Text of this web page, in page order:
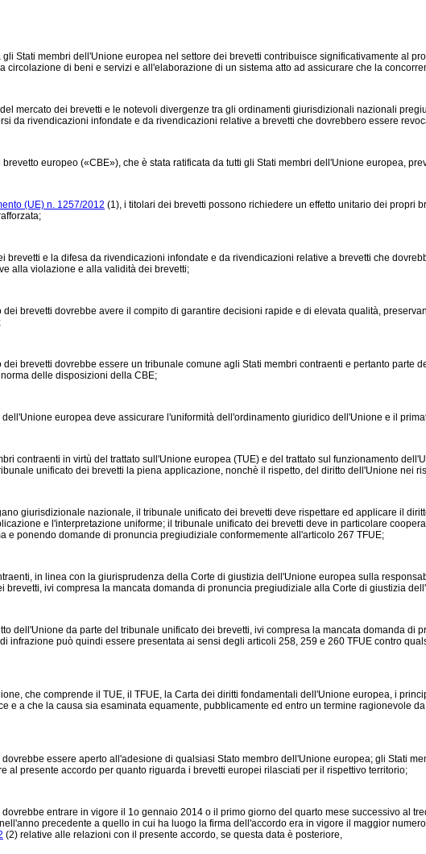
Stati membri dell'Unione europea nel settore dei brevetti contribuisce significativamente al
circolazione di beni e servizi e all'elaborazione di un sistema atto ad assicurare che la
mercato dei brevetti e le notevoli divergenze tra gli ordinamenti giurisdizionali nazionali
da rivendicazioni infondate e da rivendicazioni relative a brevetti che dovrebbero essere
europeo («CBE»), che è stata ratificata da tutti gli Stati membri dell'Unione europea,
(UE) n. 1257/2012 (1), i titolari dei brevetti possono richiedere un effetto unitario dei propri
e la difesa da rivendicazioni infondate e da rivendicazioni relative a brevetti che
alla violazione e alla validità dei brevetti;
brevetti dovrebbe avere il compito di garantire decisioni rapide e di elevata qualità,
brevetti dovrebbe essere un tribunale comune agli Stati membri contraenti e pertanto parte
delle disposizioni della CBE;
europea deve assicurare l'uniformità dell'ordinamento giuridico dell'Unione e il
contraenti in virtù del trattato sull'Unione europea (TUE) e del trattato sul funzionamento
unificato dei brevetti la piena applicazione, nonchè il rispetto, del diritto dell'Unione nei
giurisdizionale nazionale, il tribunale unificato dei brevetti deve rispettare ed applicare il
e l'interpretazione uniforme; il tribunale unificato dei brevetti deve in particolare
e ponendo domande di pronuncia pregiudiziale conformemente all'articolo 267 TFUE;
in linea con la giurisprudenza della Corte di giustizia dell'Unione europea sulla
brevetti, ivi compresa la mancata domanda di pronuncia pregiudiziale alla Corte di giustizia
dell'Unione da parte del tribunale unificato dei brevetti, ivi compresa la mancata domanda
infrazione può quindi essere presentata ai sensi degli articoli 258, 259 e 260 TFUE contro
che comprende il TUE, il TFUE, la Carta dei diritti fondamentali dell'Unione europea, i
e a che la causa sia esaminata equamente, pubblicamente ed entro un termine
essere aperto all'adesione di qualsiasi Stato membro dell'Unione europea; gli Stati
al presente accordo per quanto riguarda i brevetti europei rilasciati per il rispettivo territorio;
entrare in vigore il 1o gennaio 2014 o il primo giorno del quarto mese successivo al
precedente a quello in cui ha luogo la firma dell'accordo era in vigore il maggior
(2) relative alle relazioni con il presente accordo, se questa data è posteriore,